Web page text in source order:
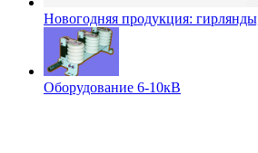
Новогодняя продукция:
Оборудование 6-10кВ